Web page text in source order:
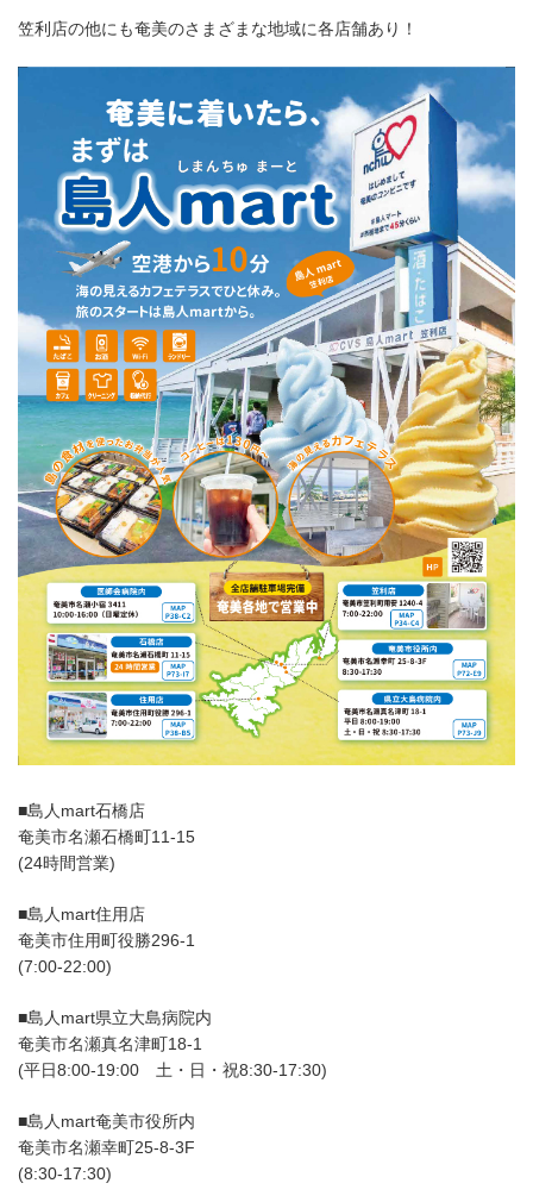
笠利店の他にも奄美のさまざまな地域に各店舗あり！
■島人mart石橋店
奄美市名瀬石橋町11-15
(24時間営業)
■島人mart住用店
奄美市住用町役勝296-1
(7:00-22:00)
■島人mart県立大島病院内
奄美市名瀬真名津町18-1
(平日8:00-19:00 土・日・祝8:30-17:30)
■島人mart奄美市役所内
奄美市名瀬幸町25-8-3F
(8:30-17:30)